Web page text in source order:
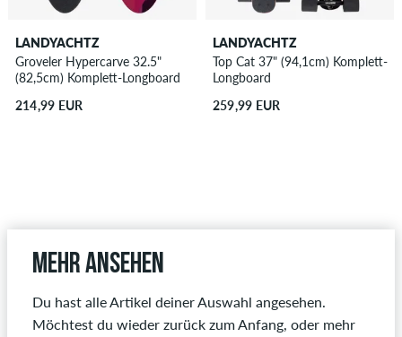
LANDYACHTZ
Groveler Hypercarve 32.5"
(82,5cm) Komplett-Longboard
214,99 EUR
LANDYACHTZ
Top Cat 37" (94,1cm) Komplett-
Longboard
259,99 EUR
Mehr ansehen
Du hast alle Artikel deiner Auswahl angesehen.
Möchtest du wieder zurück zum Anfang, oder mehr